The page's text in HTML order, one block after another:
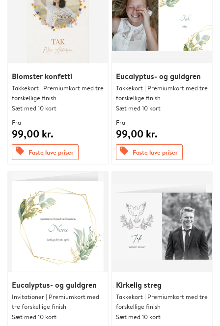
Blomster konfetti
Takkekort | Premiumkort med tre
forskellige finish
Sæt med 10 kort
Fra
99,00 kr.
offers Faste lave priser
Eucalyptus- og guldgren
Takkekort | Premiumkort med tre
forskellige finish
Sæt med 10 kort
Fra
99,00 kr.
offers Faste lave priser
Eucalyptus- og guldgren
Invitationer | Premiumkort med
tre forskellige finish
Sæt med 10 kort
Kirkelig streg
Takkekort | Premiumkort med tre
forskellige finish
Sæt med 10 kort